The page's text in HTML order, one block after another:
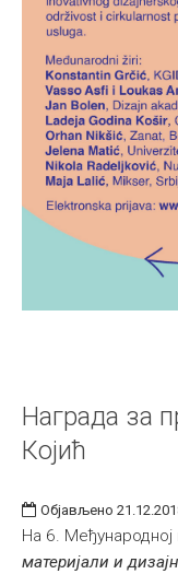
Награда за
Којић
Објављено
На 6. Међународној
материјали и